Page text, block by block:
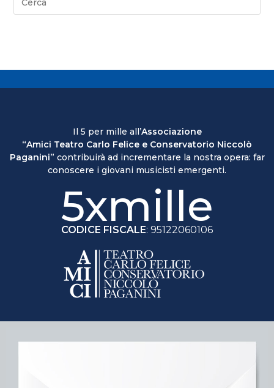
Il 5 per mille all’Associazione
“Amici Teatro Carlo Felice e Conservatorio Niccolò
Paganini” contribuirà ad incrementare la nostra opera: far
conoscere i giovani musicisti emergenti.
5xmille
CODICE FISCALE: 95122060106